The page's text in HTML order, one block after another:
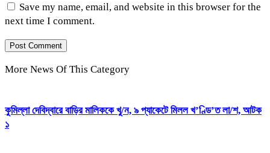
Save my name, email, and website in this browser for the
next time I comment.
More News Of This Category
কুমিল্লা দেবিদ্বারে বাড়ির মালিককে খু/ন, ৯ প্যাকেটে মিলল খ’ণ্ডি’ত লা/শ, আটক
১